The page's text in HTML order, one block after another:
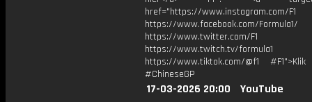
href="https://www.instagram.com/F1
https://www.facebook.com/Formula1/
https://www.twitter.com/F1
https://www.twitch.tv/formula1
https://www.tiktok.com/@f1
#ChineseGP
17-03-2026 20:00
YouTube